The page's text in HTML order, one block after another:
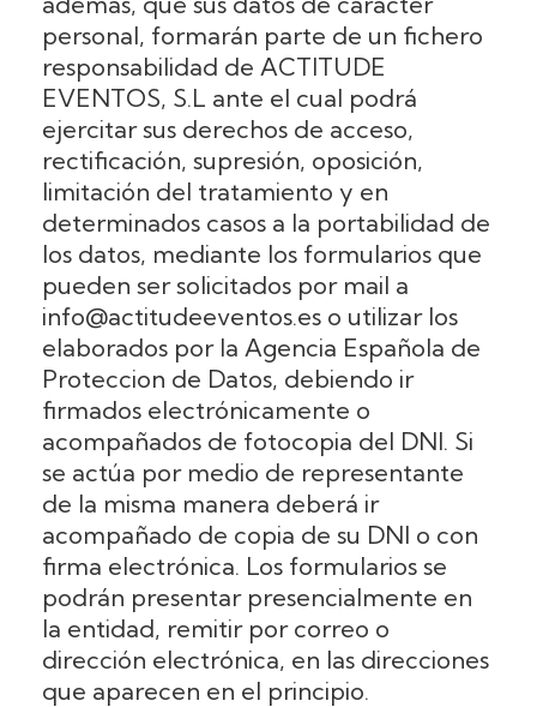
personal, formarán parte de un fichero
responsabilidad de ACTITUDE
EVENTOS, S.L ante el cual podrá
ejercitar sus derechos de acceso,
rectificación, supresión, oposición,
limitación del tratamiento y en
determinados casos a la portabilidad de
los datos, mediante los formularios que
pueden ser solicitados por mail a
info@actitudeeventos.es o utilizar los
elaborados por la Agencia Española de
Proteccion de Datos, debiendo ir
firmados electrónicamente o
acompañados de fotocopia del DNI. Si
se actúa por medio de representante
de la misma manera deberá ir
acompañado de copia de su DNI o con
firma electrónica. Los formularios se
podrán presentar presencialmente en
la entidad, remitir por correo o
dirección electrónica, en las direcciones
que aparecen en el principio.